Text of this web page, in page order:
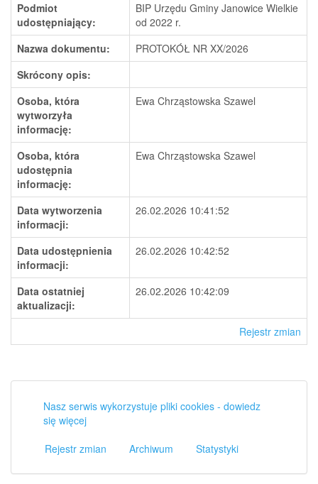
Podmiot
udostępniający:
BIP Urzędu Gminy Janowice Wielkie
od 2022 r.
Nazwa dokumentu:
PROTOKÓŁ NR XX/2026
Skrócony opis:
Osoba, która
wytworzyła
informację:
Ewa Chrząstowska Szawel
Osoba, która
udostępnia
informację:
Ewa Chrząstowska Szawel
Data wytworzenia
informacji:
26.02.2026 10:41:52
Data udostępnienia
informacji:
26.02.2026 10:42:52
Data ostatniej
aktualizacji:
26.02.2026 10:42:09
Rejestr zmian
Nasz serwis wykorzystuje pliki cookies - dowiedz
się więcej
Rejestr zmian
Archiwum Statystyki